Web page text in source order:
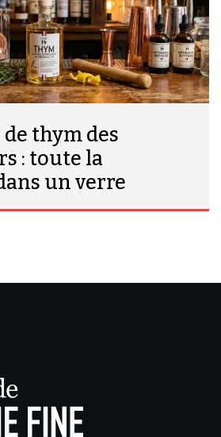
thym des
: toute la
un verre